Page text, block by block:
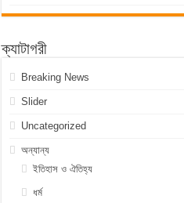
ক্যাটাগরী
Breaking News
Slider
Uncategorized
অন্যান্য
ইতিহাস ও ঐতিহ্য
ধর্ম